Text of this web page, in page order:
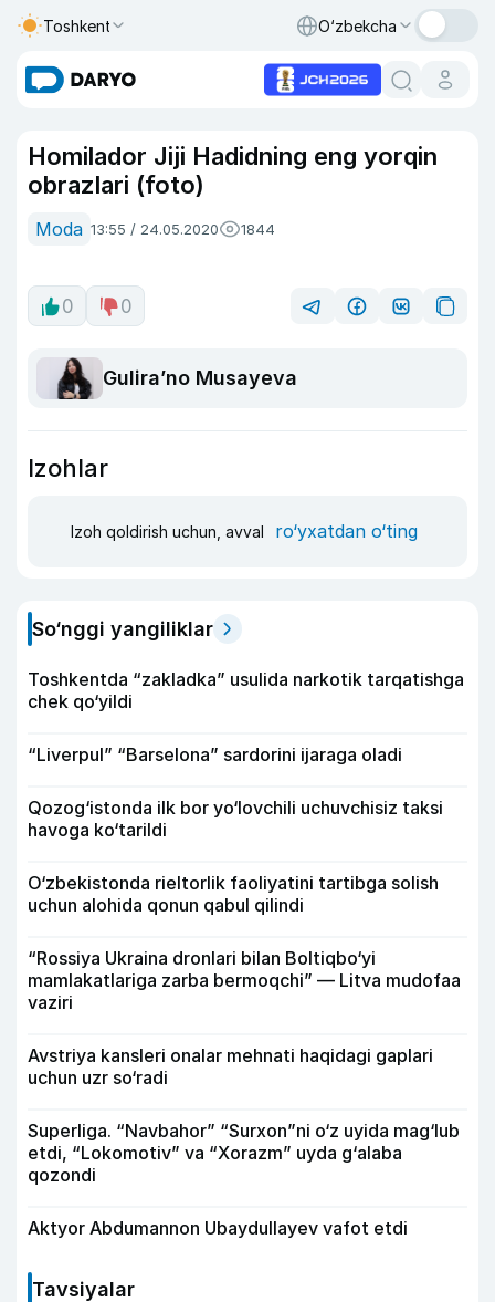
Toshkent O‘zbekcha
Homilador Jiji Hadidning eng yorqin
obrazlari (foto)
Moda 13:55 / 24.05.2020 1844
0 0
Guliraʼno Musayeva
Izohlar
Izoh qoldirish uchun, avval ro‘yxatdan o‘ting
So‘nggi yangiliklar
Toshkentda “zakladka” usulida narkotik tarqatishga
chek qo‘yildi
“Liverpul” “Barselona” sardorini ijaraga oladi
Qozog‘istonda ilk bor yo‘lovchili uchuvchisiz taksi
havoga ko‘tarildi
O‘zbekistonda rieltorlik faoliyatini tartibga solish
uchun alohida qonun qabul qilindi
“Rossiya Ukraina dronlari bilan Boltiqbo‘yi
mamlakatlariga zarba bermoqchi” — Litva mudofaa
vaziri
Avstriya kansleri onalar mehnati haqidagi gaplari
uchun uzr so‘radi
Superliga. “Navbahor” “Surxon”ni o‘z uyida mag‘lub
etdi, “Lokomotiv” va “Xorazm” uyda g‘alaba
qozondi
Aktyor Abdu­mannon Ubaydullayev vafot etdi
Tavsiyalar